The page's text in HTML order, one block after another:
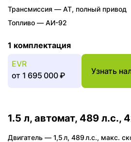
Трансмиссия — AT, полный привод
Топливо — АИ-92
1 комплектация
EVR
от 1 695 000 ₽ Узнать
1.5 л, автомат, 489 л.с.,
Двигатель — 1,5 л, 489 л.с., макс.